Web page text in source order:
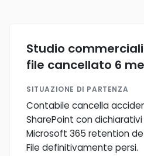
Studio
file cancellato 6
SITUAZIONE DI PARTENZA
Contabile cancella
SharePoint con
Microsoft 365 retention
File definitivamente persi.